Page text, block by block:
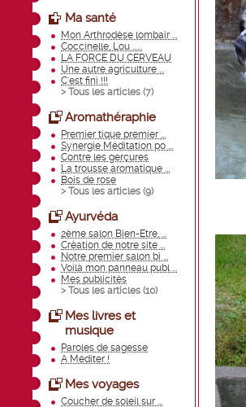
Ma santé
Mon Arthrodèse lombair ...
Coccinelle, Lou ......
LA FORCE DU CERVEAU
Une autre agriculture ...
C'est fini !!!
> Tous les articles (7)
Aromathéraphie
Premier tique premier ...
Synergie Méditation po ...
Contre les gerçures
La trousse aromatique ...
Bois de rose
> Tous les articles (9)
Ayurvéda
2ème salon Bien-Etre, ...
Création de notre site ...
Notre premier salon bi ...
Voilà mon panneau publ ...
Mes publicités
> Tous les articles (10)
Mes livres et
musique
Paroles de sagesse
A Méditer !
Mes voyages
Coucher de soleil sur ...